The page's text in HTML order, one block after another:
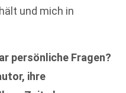
und mich in
persönliche Fragen?
ihre